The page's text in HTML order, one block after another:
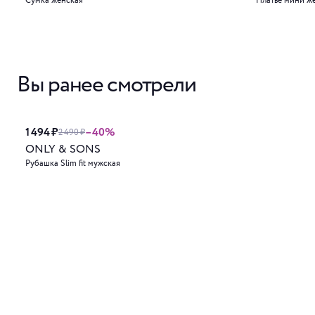
Вы ранее смотрели
1 494 ₽2 490 ₽–40%
ONLY & SONS
Рубашка Slim fit мужская